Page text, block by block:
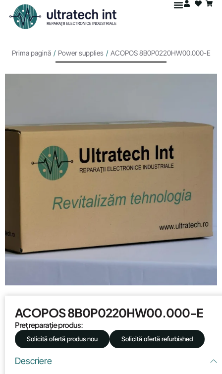
Prima pagină / Power supplies / ACOPOS 8B0P0220HW00.000-E
ACOPOS 8B0P0220HW00.000-E
Preț reparație produs:
Solicită ofertă produs nou Solicită ofertă refurbished
Descriere